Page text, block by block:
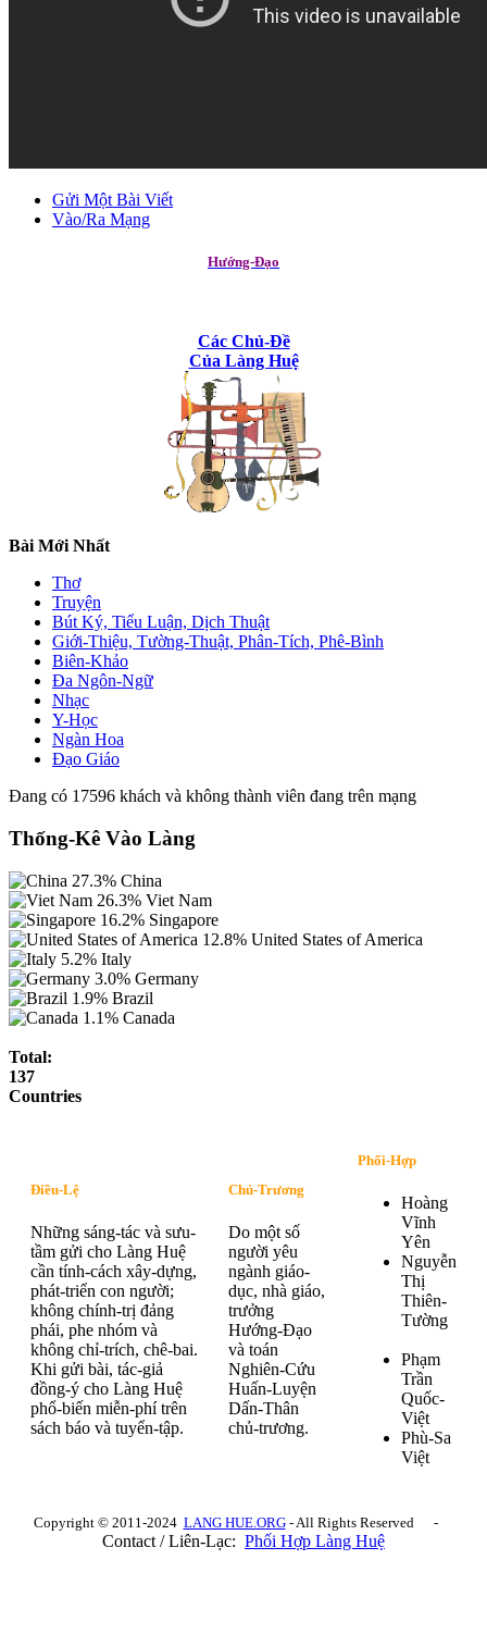
Gửi Một Bài Viết
Vào/Ra Mạng
Hướng-Đạo
Các Chủ-Đề
Của Làng Huệ
Bài Mới Nhất
Thơ
Truyện
Bút Ký, Tiểu Luận, Dịch Thuật
Giới-Thiệu, Tường-Thuật, Phân-Tích, Phê-Bình
Biên-Khảo
Đa Ngôn-Ngữ
Nhạc
Y-Học
Ngàn Hoa
Đạo Giáo
Đang có 17596 khách và không thành viên đang trên mạng
Thống-Kê Vào Làng
27.3% China
26.3% Viet Nam
16.2% Singapore
12.8% United States of America
5.2% Italy
3.0% Germany
1.9% Brazil
1.1% Canada
Total:
137
Countries
Điều-Lệ
Những sáng-tác và sưu-
tầm gửi cho Làng Huệ
cần tính-cách xây-dựng,
phát-triển con người;
không chính-trị đảng
phái, phe nhóm và
không chỉ-trích, chê-bai.
Khi gửi bài, tác-giả
đồng-ý cho Làng Huệ
phổ-biến miễn-phí trên
sách báo và tuyển-tập.
Chủ-Trương
Do một số
người yêu
ngành giáo-
dục, nhà giáo,
trưởng
Hướng-Đạo
và toán
Nghiên-Cứu
Huấn-Luyện
Dấn-Thân
chủ-trương.
Phối-Hợp
Hoàng
Vĩnh
Yên
Nguyễn
Thị
Thiên-
Tường
Phạm
Trần
Quốc-
Việt
Phù-Sa
Việt
Copyright © 2011-2024 LANG HUE.ORG- All Rights Reserved -
Contact / Liên-Lạc: Phối Hợp Làng Huệ